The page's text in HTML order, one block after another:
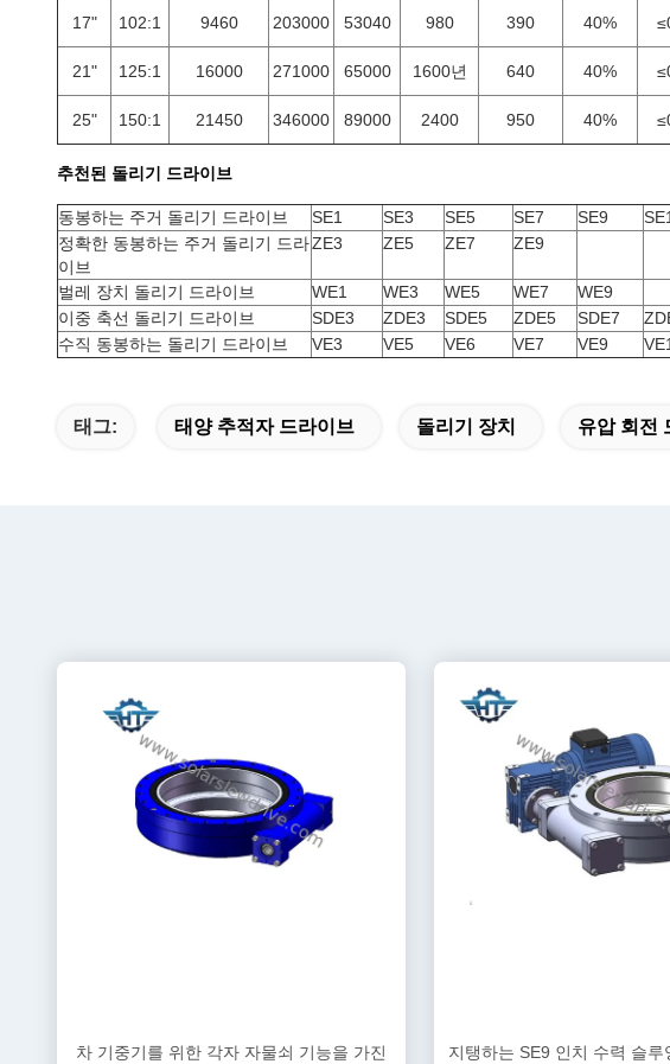
17" 102:1 9460 203000 53040 980 390 40%
21" 125:1 16000 271000 65000 1600년 640 40%
25" 150:1 21450 346000 89000 2400 950 40%
추천된 돌리기 드라이브
동봉하는 주거 돌리기 드라이브 SE1 SE3 SE5 SE7 SE9
정확한 동봉하는 주거 돌리기 드라
이브
ZE3 ZE5 ZE7 ZE9
벌레 장치 돌리기 드라이브 WE1 WE3 WE5 WE7
WE9
이중 축선 돌리기 드라이브
SDE3 ZDE3 SDE5 ZDE5 SDE7
수직 동봉하는 돌리기 드라이브
VE3 VE5 VE6 VE7 VE9
태그: 태양 추적자 드라이브 돌리기 장치 유압 회전
차 기중기를 위한 각자 자물쇠 기능을 가진
지탱하는 SE9 인치 수력 슬루